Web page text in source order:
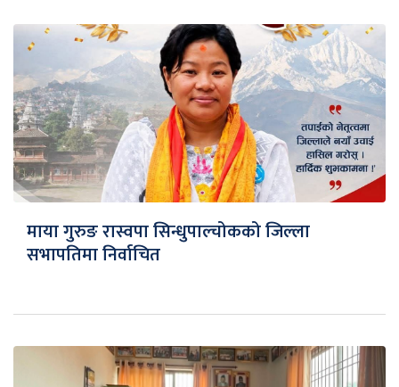
माया गुरुङ रास्वपा सिन्धुपाल्चोकको जिल्ला
सभापतिमा निर्वाचित